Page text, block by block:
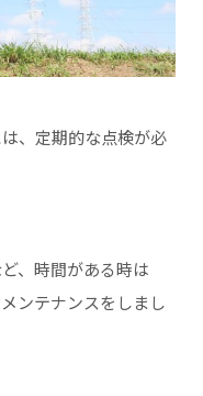
、定期的な点検が必
、時間がある時は
ンテナンスをしまし